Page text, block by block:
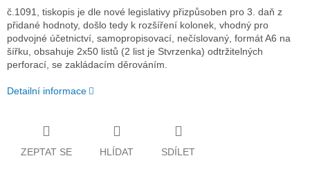
č.1091, tiskopis je dle nové legislativy přizpůsoben pro 3. daň z
přidané hodnoty, došlo tedy k rozšíření kolonek, vhodný pro
podvojné účetnictví, samopropisovací, nečíslovaný, formát A6 na
šířku, obsahuje 2x50 listů (2 list je Stvrzenka) odtržitelných
perforací, se zakládacím děrováním.
Detailní informace
ZEPTAT SE HLÍDAT SDÍLET